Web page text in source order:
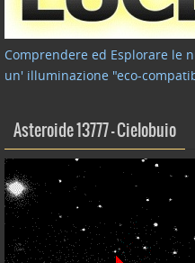
Comprendere ed Esplorare le
un' illuminazione "eco-
Asteroide 13777 – Cielobuio